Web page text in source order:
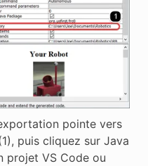
pointe vers
puis cliquez sur Java
projet VS Code ou